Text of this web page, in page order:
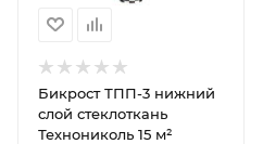
Бикрост ТПП-3 нижний
слой стеклоткань
Технониколь 15 м²